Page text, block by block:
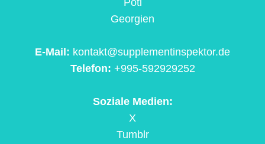
Georgien
E-Mail: kontakt@supplementinspektor.de
Telefon: +995-592929252
Soziale Medien:
X
Tumblr